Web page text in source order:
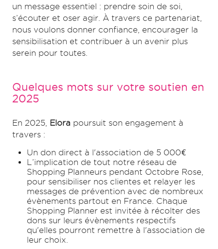
un message essentiel : prendre soin de soi,
s’écouter et oser agir. À travers ce partenariat,
nous voulons donner confiance, encourager la
sensibilisation et contribuer à un avenir plus
serein pour toutes.
Quelques mots sur votre soutien en
2025
En 2025, Elora poursuit son engagement à
travers :
Un don direct à l'association de 5 000€
L’implication de tout notre réseau de
Shopping Planneurs pendant Octobre Rose,
pour sensibiliser nos clientes et relayer les
messages de prévention avec de nombreux
évènements partout en France. Chaque
Shopping Planner est invitée à récolter des
dons sur leurs évènements respectifs
qu'elles pourront remettre à l'association de
leur choix.